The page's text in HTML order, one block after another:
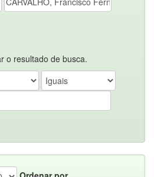
o resultado de busca.